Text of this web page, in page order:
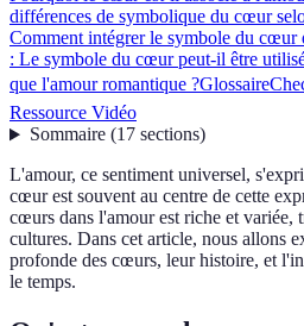
différences de symbolique du cœur
Comment intégrer le symbole du cœur
: Le symbole du cœur peut-il être
que l'amour romantique ?Glossaire
Ressource Vidéo
Sommaire(17 sections)
L'amour, ce sentiment universel,
cœur est souvent au centre de cette
cœurs dans l'amour est riche et variée,
cultures. Dans cet article, nous allons
profonde des cœurs, leur histoire, et
le temps.